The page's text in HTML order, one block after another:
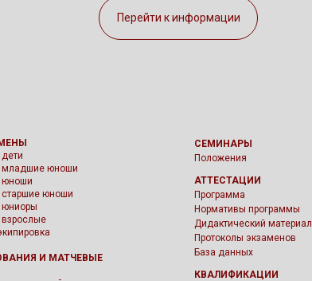
Перейти к информации
младшие юноши
юноши
старшие юноши
юниоры
И МАТЧЕВЫЕ
СЕМИНАРЫ
Положения
АТТЕСТАЦИИ
Программа
Нормативы программы
Дидактический материал
Протоколы экзаменов
База данных
КВАЛИФИКАЦИИ